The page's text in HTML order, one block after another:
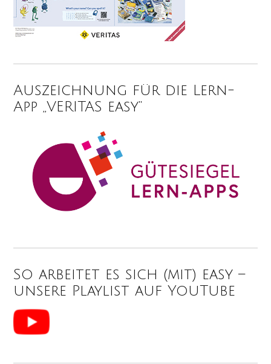
Auszeichnung für die Lern-
App „VERITAS easy“
So arbeitet es sich (mit) easy –
unsere Playlist auf YouTube